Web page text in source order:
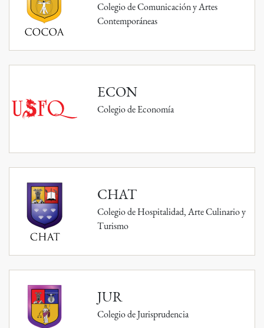
Colegio de Comunicación y Artes
Contemporáneas
ECON
Colegio de Economía
CHAT
Colegio de Hospitalidad, Arte Culinario y
Turismo
JUR
Colegio de Jurisprudencia